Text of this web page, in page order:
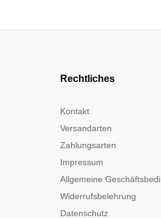
Rechtliches
Kontakt
Versandarten
Zahlungsarten
Impressum
Allgemeine
Widerrufsbelehrung
Datenschutz